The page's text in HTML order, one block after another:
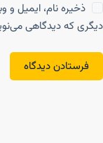
ذخیره نام، ایمیل
دیگری که دیدگاهی
فرستادن دیدگاه